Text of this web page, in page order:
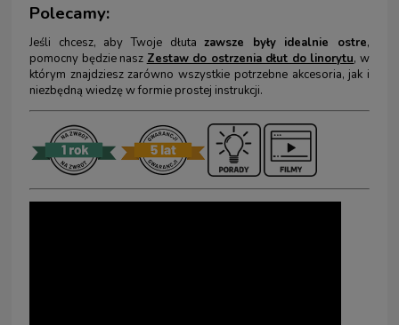
Polecamy:
Jeśli chcesz, aby Twoje dłutazawsze były idealnie ostre,
pomocny będzie nasz Zestaw do ostrzenia dłut do linorytu, w
którym znajdziesz zarówno wszystkie potrzebne akcesoria, jak i
niezbędną wiedzę w formie prostej instrukcji.